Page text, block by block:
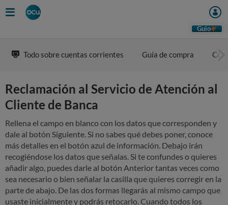
to
Guio
Todo sobre cuentas corrientes Guía de compra
Reclamación al Servicio de Atención al
Cliente de Banca
Rellena el campo en blanco con los datos que corresponden y
dale al botón Siguiente. Si no sabes qué debes poner, conoce
más detalles en el botón azul de información. Debajo irán
recogiéndose los datos que señalas. Si te confundes o quieres
añadir algo, puedes darle al botón Anterior tantas veces como
sea necesario o bien señalar la casilla que quieres corregir en la
parte de abajo. De las dos formas llegarás al mismo campo que
usaste inicialmente y podrás retocarlo. Cuando todos los